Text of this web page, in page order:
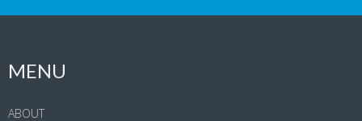
MENU
ABOUT